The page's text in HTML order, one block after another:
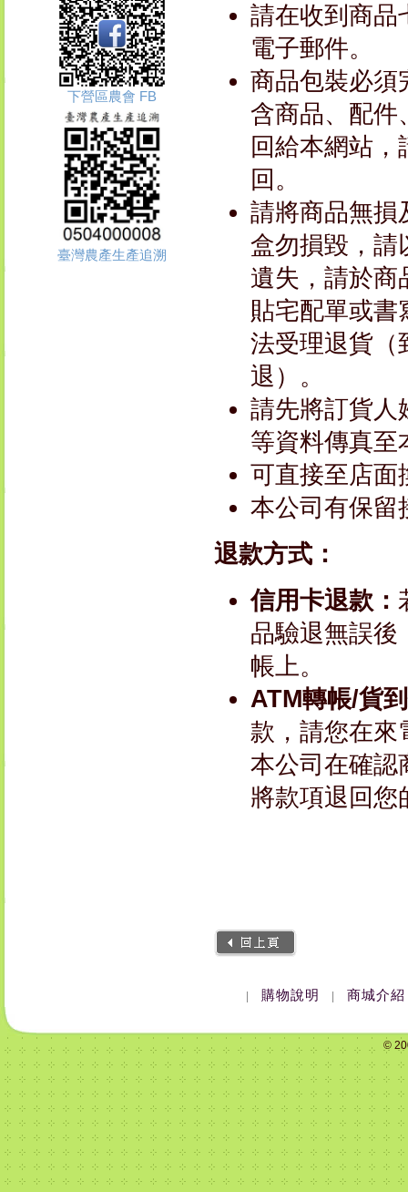
下營區農會 FB
臺灣農產生產追溯
請在收到商品
電子郵件。
商品包裝必須
含商品、配件
回給本網站
回。
請將商品無損
盒勿損毀，請
遺失，請於商
貼宅配單或書
法受理退貨（
退）。
請先將訂貨人
等資料傳真至
可直接至店面
本公司有保留
退款方式：
信用卡退款：
品驗退無誤後
帳上。
ATM轉帳/貨
款，請您在來
本公司在確認
將款項退回您
購物說明 商城介紹
©